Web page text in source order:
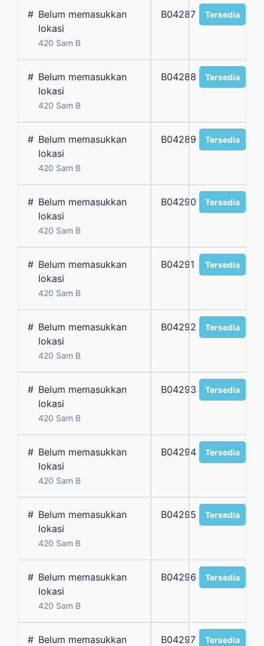
# Belum memasukkan
lokasi
420 Sam B
B04287 Tersedia
# Belum memasukkan
lokasi
420 Sam B
B04288 Tersedia
# Belum memasukkan
lokasi
420 Sam B
B04289 Tersedia
# Belum memasukkan
lokasi
420 Sam B
B04290 Tersedia
# Belum memasukkan
lokasi
420 Sam B
B04291 Tersedia
# Belum memasukkan
lokasi
420 Sam B
B04292 Tersedia
# Belum memasukkan
lokasi
420 Sam B
B04293 Tersedia
# Belum memasukkan
lokasi
420 Sam B
B04294 Tersedia
# Belum memasukkan
lokasi
420 Sam B
B04295 Tersedia
# Belum memasukkan
lokasi
420 Sam B
B04296 Tersedia
# Belum memasukkan
B04297 Tersedia